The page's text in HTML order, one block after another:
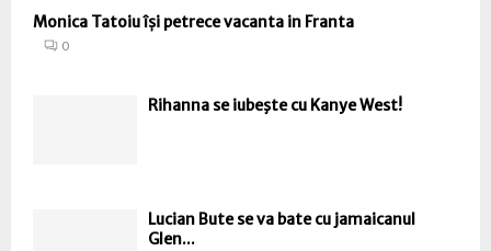
Monica Tatoiu își petrece vacanta in Franta
0
Rihanna se iubeşte cu Kanye West!
Lucian Bute se va bate cu jamaicanul
Glen...